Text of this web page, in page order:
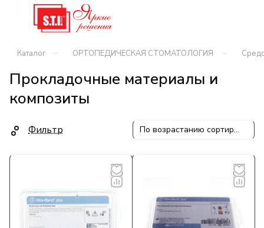
Каталог – ОРТОПЕДИЧЕСКАЯ СТОМАТОЛОГИЯ –
Прокладочные материалы и
композиты
Фильтр По возрастанию сортировки